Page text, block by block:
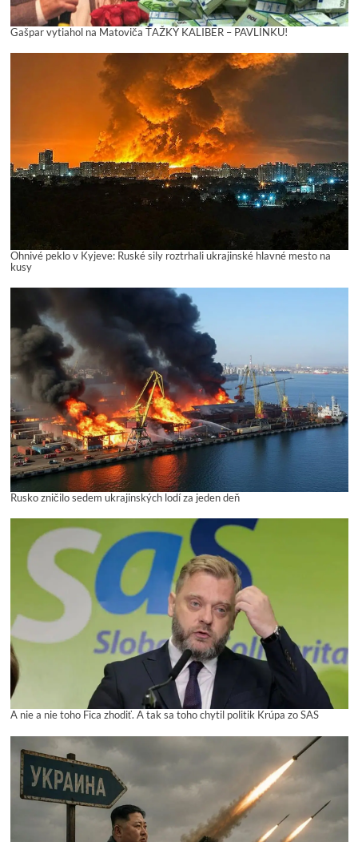
Gašpar vytiahol na Matoviča ŤAŽKÝ KALIBER – PAVLÍNKU!
Ohnivé peklo v Kyjeve: Ruské sily roztrhali ukrajinské hlavné mesto na
kusy
Rusko zničilo sedem ukrajinských lodí za jeden deň
A nie a nie toho Fica zhodiť. A tak sa toho chytil politik Krúpa zo SAS